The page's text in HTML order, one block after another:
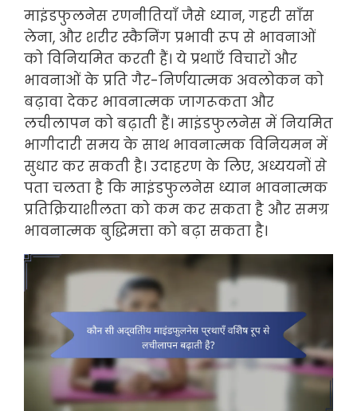
माइंडफुलनेस रणनीतियाँ जैसे ध्यान, गहरी साँस
लेना, और शरीर स्कैनिंग प्रभावी रूप से भावनाओं
को विनियमित करती हैं। ये प्रथाएँ विचारों और
भावनाओं के प्रति गैर-निर्णयात्मक अवलोकन को
बढ़ावा देकर भावनात्मक जागरूकता और
लचीलापन को बढ़ाती हैं। माइंडफुलनेस में नियमित
भागीदारी समय के साथ भावनात्मक विनियमन में
सुधार कर सकती है। उदाहरण के लिए, अध्ययनों से
पता चलता है कि माइंडफुलनेस ध्यान भावनात्मक
प्रतिक्रियाशीलता को कम कर सकता है और समग्र
भावनात्मक बुद्धिमत्ता को बढ़ा सकता है।